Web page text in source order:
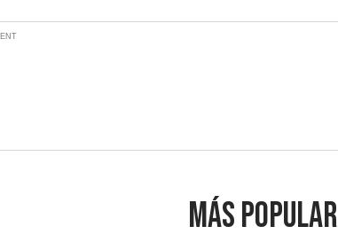
Más popular